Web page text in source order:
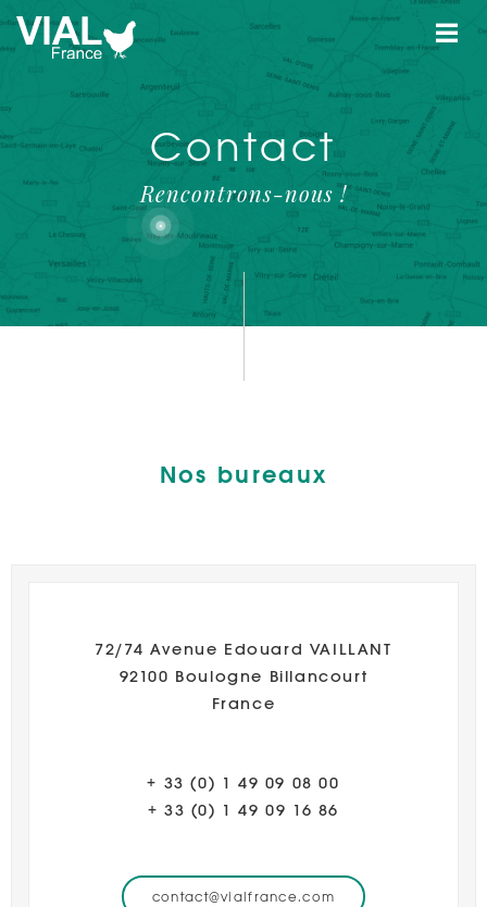
Contact
Rencontrons-nous !
Nos bureaux
72/74 Avenue Edouard VAILLANT
92100 Boulogne Billancourt
France
+ 33 (0) 1 49 09 08 00
+ 33 (0) 1 49 09 16 86
contact@vialfrance.com